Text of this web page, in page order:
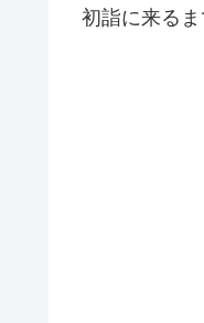
初詣に来る